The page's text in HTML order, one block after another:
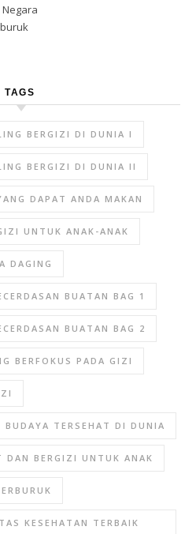
TAGS
BERGIZI DI DUNIA I
BERGIZI DI DUNIA II
DAPAT ANDA MAKAN
UNTUK ANAK-ANAK
DAGING
BUATAN BAG 1
BUATAN BAG 2
BERFOKUS PADA GIZI
BUDAYA TERSEHAT DI DUNIA
DAN BERGIZI UNTUK ANAK
KESEHATAN TERBAIK